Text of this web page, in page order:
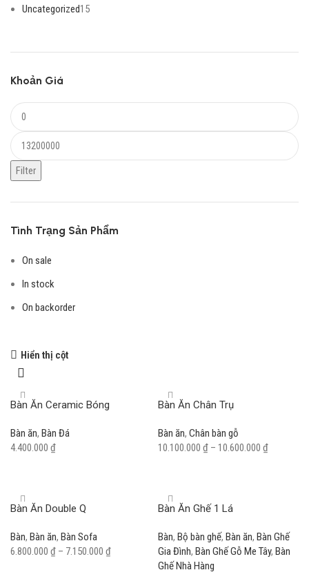
Uncategorized15
Khoản Giá
Filter
Tình Trạng Sản Phẩm
On sale
In stock
On backorder
Hiển thị cột
Bàn Ăn Ceramic Bóng
Bàn ăn, Bàn Đá
4.400.000 ₫
Bàn Ăn Chân Trụ
Bàn ăn, Chân bàn gỗ
10.100.000 ₫ – 10.600.000 ₫
Bàn Ăn Double Q
Bàn, Bàn ăn, Bàn Sofa
6.800.000 ₫ – 7.150.000 ₫
Bàn Ăn Ghế 1 Lá
Bàn, Bộ bàn ghế, Bàn ăn, Bàn Ghế
Gia Đình, Bàn Ghế Gỗ Me Tây, Bàn
Ghế Nhà Hàng